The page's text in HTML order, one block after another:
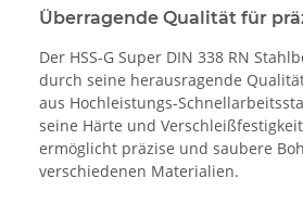
Überragende Qualität für
Der HSS-G Super DIN 338 RN
durch seine herausragende
aus Hochleistungs-
seine Härte und
ermöglicht präzise und saubere
verschiedenen Materialien.